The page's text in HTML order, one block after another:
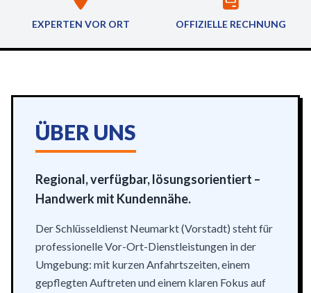
EXPERTEN VOR ORT OFFIZIELLE RECHNUNG
ÜBER UNS
Regional, verfügbar, lösungsorientiert –
Handwerk mit Kundennähe.
Der Schlüsseldienst Neumarkt (Vorstadt) steht für
professionelle Vor-Ort-Dienstleistungen in der
Umgebung: mit kurzen Anfahrtszeiten, einem
gepflegten Auftreten und einem klaren Fokus auf